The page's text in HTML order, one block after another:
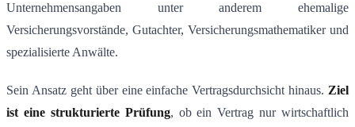
Unternehmensangaben unter anderem ehemalige
Versicherungsvorstände, Gutachter, Versicherungsmathematiker und
spezialisierte Anwälte.
Sein Ansatz geht über eine einfache Vertragsdurchsicht hinaus. Ziel
ist eine strukturierte Prüfung, ob ein Vertrag nur wirtschaftlich